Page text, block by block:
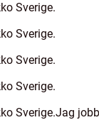
Sverige.
Sverige.
Sverige.
Sverige.
Sverige.Jag